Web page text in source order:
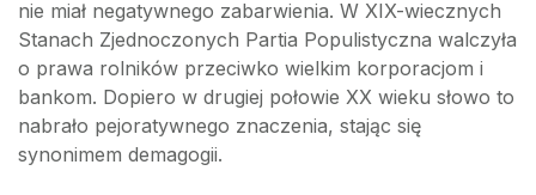
nie miał negatywnego zabarwienia. W XIX-wiecznych
Stanach Zjednoczonych Partia Populistyczna walczyła
o prawa rolników przeciwko wielkim korporacjom i
bankom. Dopiero w drugiej połowie XX wieku słowo to
nabrało pejoratywnego znaczenia, stając się
synonimem demagogii.